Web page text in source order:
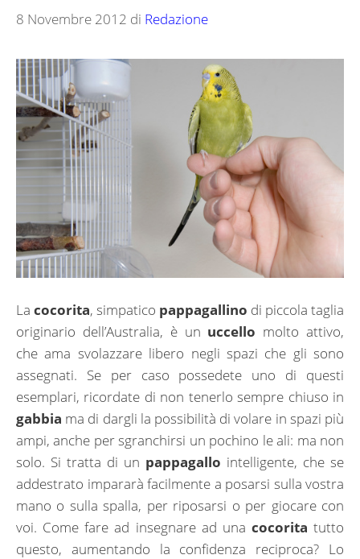
8 Novembre 2012 di Redazione
La cocorita, simpatico pappagallino di piccola taglia
originario dell’Australia, è un uccello molto attivo,
che ama svolazzare libero negli spazi che gli sono
assegnati. Se per caso possedete uno di questi
esemplari, ricordate di non tenerlo sempre chiuso in
gabbia ma di dargli la possibilità di volare in spazi più
ampi, anche per sgranchirsi un pochino le ali: ma non
solo. Si tratta di un pappagallo intelligente, che se
addestrato impararà facilmente a posarsi sulla vostra
mano o sulla spalla, per riposarsi o per giocare con
voi. Come fare ad insegnare ad una cocorita tutto
questo, aumentando la confidenza reciproca? Lo